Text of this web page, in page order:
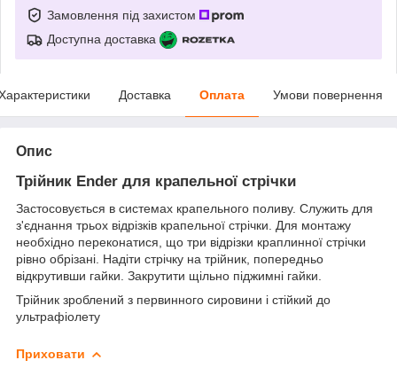
Замовлення під захистом
Доступна доставка
Доставка Оплата Умови повернення
Опис
Трійник Ender для крапельної стрічки
Застосовується в системах крапельного поливу. Служить для
з'єднання трьох відрізків крапельної стрічки. Для монтажу
необхідно переконатися, що три відрізки краплинної стрічки
рівно обрізані. Надіти стрічку на трійник, попередньо
відкрутивши гайки. Закрутити щільно піджимні гайки.
Трійник зроблений з первинного сировини і стійкий до
ультрафіолету
Приховати